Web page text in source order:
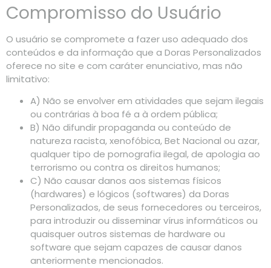
Compromisso do Usuário
O usuário se compromete a fazer uso adequado dos
conteúdos e da informação que a Doras Personalizados
oferece no site e com caráter enunciativo, mas não
limitativo:
A) Não se envolver em atividades que sejam ilegais
ou contrárias à boa fé a à ordem pública;
B) Não difundir propaganda ou conteúdo de
natureza racista, xenofóbica,Bet Nacional ou azar,
qualquer tipo de pornografia ilegal, de apologia ao
terrorismo ou contra os direitos humanos;
C) Não causar danos aos sistemas físicos
(hardwares) e lógicos (softwares) da Doras
Personalizados, de seus fornecedores ou terceiros,
para introduzir ou disseminar vírus informáticos ou
quaisquer outros sistemas de hardware ou
software que sejam capazes de causar danos
anteriormente mencionados.